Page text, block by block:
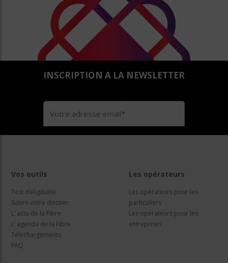
INSCRIPTION A LA NEWSLETTER
Vos outils
Test d’éligibilité
Suivre votre dossier
L’ actu de la Fibre
L’ agenda de la Fibre
Téléchargements
FAQ
Les opérateurs
Les opérateurs pour les
particuliers
Les opérateurs pour les
entreprises